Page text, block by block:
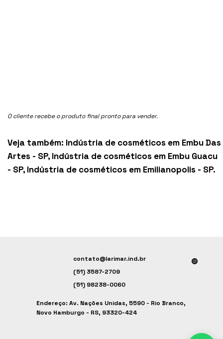
O cliente recebe o produto final pronto para vender.
Veja também: Indústria de cosméticos em Embu Das
Artes - SP, Indústria de cosméticos em Embu Guacu
- SP, Indústria de cosméticos em Emilianopolis - SP.
contato@larimar.ind.br
(51) 3587-2709
(51) 98238-0060
Endereço: Av. Nações Unidas, 5590 - Rio Branco,
Novo Hamburgo - RS, 93320-424